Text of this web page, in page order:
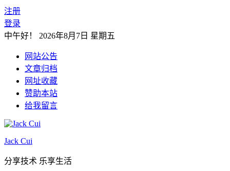
注册
登录
中午好！ 2026年8月7日 星期五
网站公告
文章归档
网址收藏
赞助本站
给我留言
Jack Cui
分享技术 乐享生活